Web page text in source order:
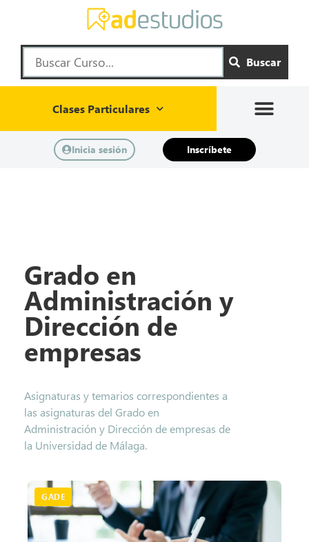
Buscar
Clases Particulares
Inicia sesión Inscríbete
Grado en
Administración y
Dirección de
empresas
Asignaturas y temarios correspondientes a
las asignaturas del Grado en
Administración y Dirección de empresas de
la Universidad de Málaga.
GADE